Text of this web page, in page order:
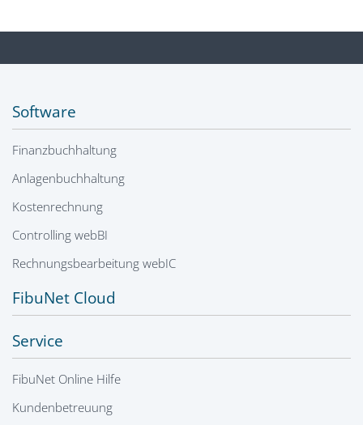
Software
Finanzbuchhaltung
Anlagenbuchhaltung
Kostenrechnung
Controlling webBI
Rechnungsbearbeitung webIC
FibuNet Cloud
Service
FibuNet Online Hilfe
Kundenbetreuung